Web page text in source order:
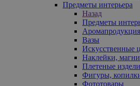
Предметы интерьера
Назад
Предметы
Аромапродукция
Вазы
Искусственные
Наклейки,
Плетеные
Фигуры,
Фототовары